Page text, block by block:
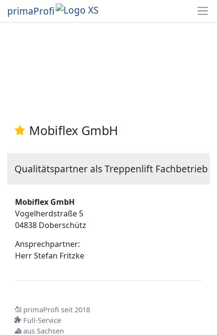
primaProfi
Mobiflex GmbH
Qualitätspartner als Treppenlift Fachbetrieb
Mobiflex GmbH
Vogelherdstraße 5
04838 Doberschütz
Ansprechpartner:
HerrStefan Fritzke
primaProfi seit 2018
Full-Service
aus Sachsen